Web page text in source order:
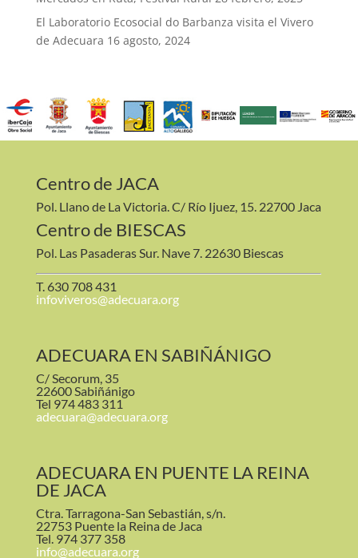
El Laboratorio Ecosocial do Barbanza visita el Vivero
de Adecuara 16 agosto, 2024
Centro de JACA
Pol. Llano de La Victoria. C/ Río Ijuez, 15. 22700 Jaca
Centro de BIESCAS
Pol. Las Pasaderas Sur. Nave 7. 22630 Biescas
T. 630 708 431
infoviveros@adecuara.org
ADECUARA EN SABIÑÁNIGO
C/ Secorum, 35
22600 Sabiñánigo
Tel 974 483 311
adecuara@adecuara.org
ADECUARA EN PUENTE LA REINA
DE JACA
Ctra. Tarragona-San Sebastián, s/n.
22753 Puente la Reina de Jaca
Tel. 974 377 358
info@adecuara.org